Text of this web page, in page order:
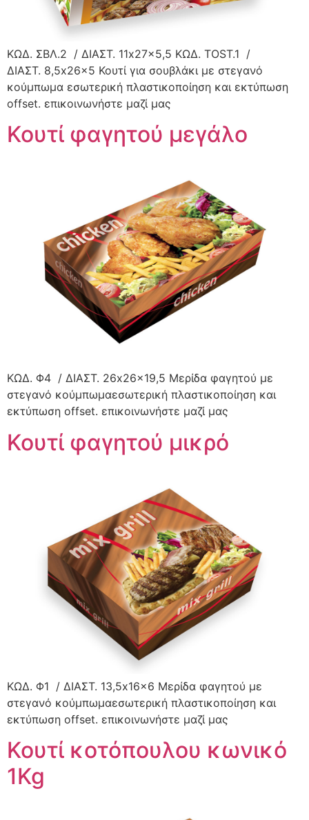
ΚΩΔ. ΣΒΛ.2 / ΔΙΑΣΤ. 11x27x5,5 ΚΩΔ. ΤΟST.1 /
ΔΙΑΣΤ. 8,5x26x5 Κουτί για σουβλάκι με στεγανό
κούμπωμα εσωτερική πλαστικοποίηση και εκτύπωση
offset. επικοινωνήστε μαζί μας
Κουτί φαγητού μεγάλο
ΚΩΔ. Φ4 / ΔΙΑΣΤ. 26x26x19,5 Μερίδα φαγητού με
στεγανό κούμπωμαεσωτερική πλαστικοποίηση και
εκτύπωση offset. επικοινωνήστε μαζί μας
Κουτί φαγητού μικρό
ΚΩΔ. Φ1 / ΔΙΑΣΤ. 13,5x16x6 Μερίδα φαγητού με
στεγανό κούμπωμαεσωτερική πλαστικοποίηση και
εκτύπωση offset. επικοινωνήστε μαζί μας
Κουτί κοτόπουλου κωνικό
1Kg